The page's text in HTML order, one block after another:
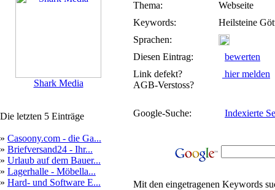
Shark Media
Die letzten 5 Einträge
» Casoony.com - die Ga...
» Briefversand24 - Ihr...
» Urlaub auf dem Bauer...
» Lagerhalle - Möbella...
» Hard- und Software E...
Thema:
Webseite
Keywords:
Heilsteine
Sprachen:
Diesen Eintrag:
bewerten
Link defekt?
AGB-Verstoss?
hier melden
Google-Suche: Indexierte
Mit den eingetragenen Keywords